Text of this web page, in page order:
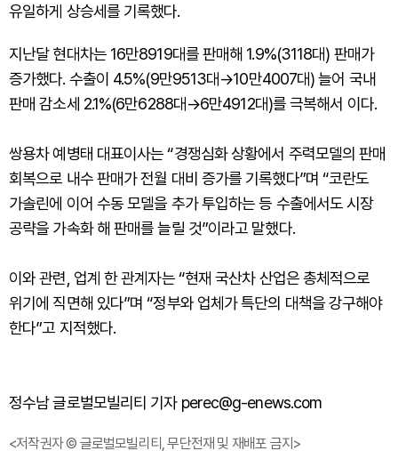
유일하게 상승세를 기록했다.
지난달 현대차는 16만8919대를 판매해 1.9%(3118대) 판매가
증가했다. 수출이 4.5%(9만9513대→10만4007대) 늘어 국내
판매 감소세 2.1%(6만6288대→6만4912대)를 극복해서 이다.
쌍용차 예병태 대표이사는 “경쟁심화 상황에서 주력모델의 판매
회복으로 내수 판매가 전월 대비 증가를 기록했다”며 “코란도
가솔린에 이어 수동 모델을 추가 투입하는 등 수출에서도 시장
공략을 가속화 해 판매를 늘릴 것”이라고 말했다.
이와 관련, 업계 한 관계자는 “현재 국산차 산업은 총체적으로
위기에 직면해 있다”며 “정부와 업체가 특단의 대책을 강구해야
한다”고 지적했다.
정수남 글로벌모빌리티 기자 perec@g-enews.com
<저작권자 © 글로벌모빌리티, 무단전재 및 재배포 금지>